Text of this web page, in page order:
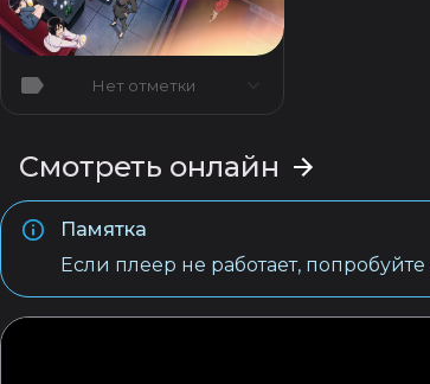
Нет отметки
Смотреть онлайн
Памятка
Если плеер не работает,